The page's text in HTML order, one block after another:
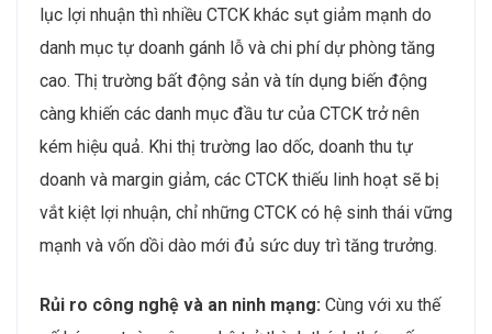
lục lợi nhuận thì nhiều CTCK khác sụt giảm mạnh do
danh mục tự doanh gánh lỗ và chi phí dự phòng tăng
cao. Thị trường bất động sản và tín dụng biến động
càng khiến các danh mục đầu tư của CTCK trở nên
kém hiệu quả. Khi thị trường lao dốc, doanh thu tự
doanh và margin giảm, các CTCK thiếu linh hoạt sẽ bị
vắt kiệt lợi nhuận, chỉ những CTCK có hệ sinh thái vững
mạnh và vốn dồi dào mới đủ sức duy trì tăng trưởng.
Rủi ro công nghệ và an ninh mạng: Cùng với xu thế